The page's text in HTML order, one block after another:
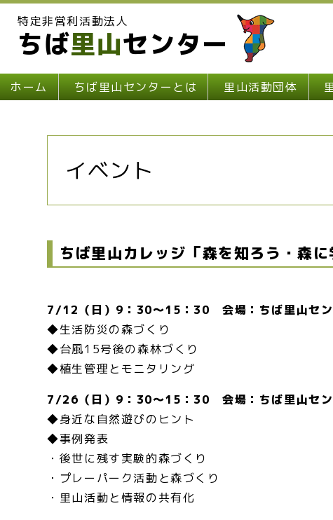
特定非営利活動法人
ちば里山センター
ホーム ちば里山センターとは 里山活動団体
イベント
ちば里山カレッジ「森を知ろう・森
7/12（日）9：30～15：30 会場：ちば里山セン
◆生活防災の森づくり
◆台風15号後の森林づくり
◆植生管理とモニタリング
7/26（日）9：30～15：30 会場：ちば里山セン
◆身近な自然遊びのヒント
◆事例発表
・後世に残す実験的森づくり
・プレーパーク活動と森づくり
・里山活動と情報の共有化